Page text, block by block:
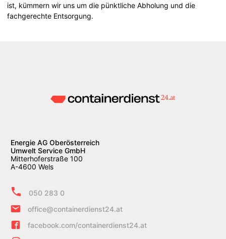
ist, kümmern wir uns um die pünktliche Abholung und die
fachgerechte Entsorgung.
Energie AG Oberösterreich
Umwelt Service GmbH
Mitterhoferstraße 100
A-4600 Wels
050 283 0
office@containerdienst24.at
facebook.com/containerdienst24.at